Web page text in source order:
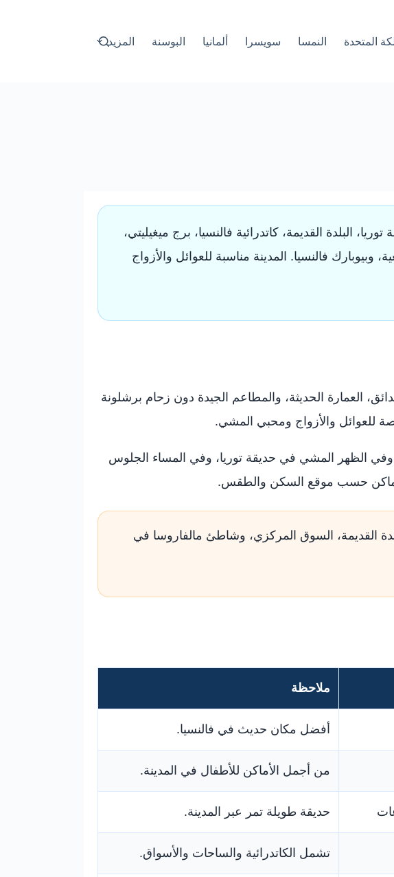
المتحدة النمسا سويسرا ألمانيا البوسنة المزيد
البلدة القديمة، كاتدرائية فالنسيا، برج ميغيليتي،
وبيوبارك فالنسيا. المدينة مناسبة للعوائل والأزواج
العمارة الحديثة، والمطاعم الجيدة دون زحام برشلونة
للعوائل والأزواج ومحبي المشي.
وفي الظهر المشي في حديقة توريا، وفي المساء الجلوس
للأماكن حسب موقع السكن والطقس.
القديمة، السوق المركزي، وشاطئ مالفاروسا في
ملاحظة
أفضل مكان حديث في فالنسيا.
من أجمل الأماكن للأطفال في المدينة.
حديقة طويلة تمر عبر المدينة.
تشمل الكاتدرائية والساحات والأسواق.